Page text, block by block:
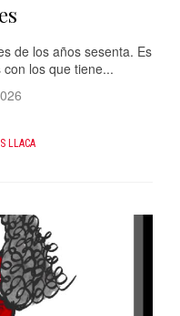
de los años sesenta. Es
los que tiene...
LLACA